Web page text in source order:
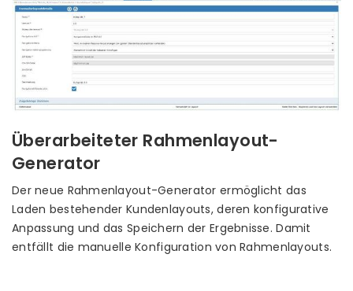
Überarbeiteter Rahmenlayout-
Generator
Der neue Rahmenlayout-Generator ermöglicht das
Laden bestehender Kundenlayouts, deren konfigurative
Anpassung und das Speichern der Ergebnisse. Damit
entfällt die manuelle Konfiguration von Rahmenlayouts.